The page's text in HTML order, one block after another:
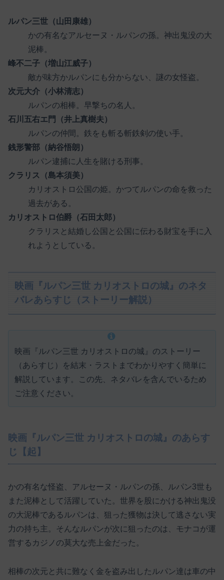
ルパン三世（山田康雄）
かの有名なアルセーヌ・ルパンの孫。神出鬼没の大
泥棒。
峰不二子（増山江威子）
敵が味方かルパンにも分からない、謎の女怪盗。
次元大介（小林清志）
ルパンの相棒。早撃ちの名人。
石川五右エ門（井上真樹夫）
ルパンの仲間。鉄をも斬る斬鉄剣の使い手。
銭形警部（納谷悟朗）
ルパン逮捕に人生を賭ける刑事。
クラリス（島本須美）
カリオストロ公国の姫。かつてルパンの命を救った
過去がある。
カリオストロ伯爵（石田太郎）
クラリスと結婚し公国と公国に伝わる財宝を手に入
れようとしている。
映画『ルパン三世 カリオストロの城』のネタ
バレあらすじ（ストーリー解説）
映画『ルパン三世 カリオストロの城』のストーリー
（あらすじ）を結末・ラストまでわかりやすく簡単に
解説しています。この先、ネタバレを含んでいるため
ご注意ください。
映画『ルパン三世 カリオストロの城』のあらす
じ【起】
かの有名な怪盗、アルセーヌ・ルパンの孫、ルパン3世も
また泥棒として活躍していた。世界を股にかける神出鬼没
の大泥棒であるルパンは、狙った獲物は決して逃さない実
力の持ち主。そんなルパンが次に狙ったのは、モナコが運
営するカジノの莫大な売上金だった。
相棒の次元と共に難なく金を盗み出したルパン達は車の中